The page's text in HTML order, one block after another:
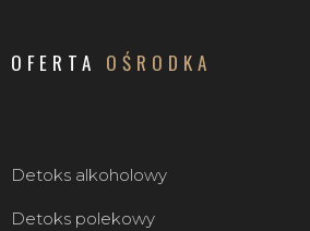
OFERTA OŚRODKA
Detoks alkoholowy
Detoks polekowy